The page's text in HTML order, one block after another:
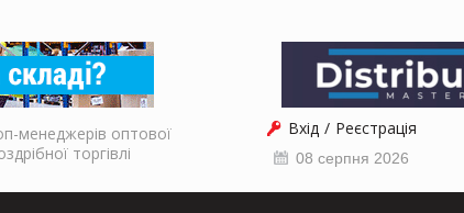
менеджерів оптової
торгівлі
Вхід Реєстрація
08 серпня 2026